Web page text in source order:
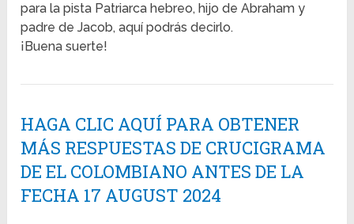
para la pista Patriarca hebreo, hijo de Abraham y
padre de Jacob, aquí podrás decirlo.
¡Buena suerte!
HAGA CLIC AQUÍ PARA OBTENER
MÁS RESPUESTAS DE CRUCIGRAMA
DE EL COLOMBIANO ANTES DE LA
FECHA 17 AUGUST 2024